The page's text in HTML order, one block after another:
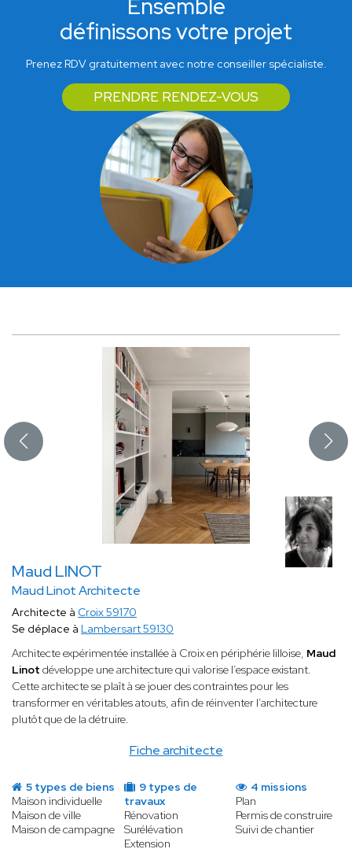
Ensemble
définissons votre projet
Prenez RDV gratuitement avec notre conseiller spécialiste.
PRENDRE RENDEZ-VOUS
Maud LINOT
Maud Linot Architecte
Fiche architecte
Architecte à Croix 59170
Se déplace à Lambersart 59130
Architecte expérimentée installée à Croix en périphérie lilloise, Maud
Linot développe une architecture qui valorise l’espace existant.
Cette architecte se plaît à se jouer des contraintes pour les
transformer en véritables atouts, afin de réinventer l’architecture
plutôt que de la détruire.
5 types de biens
Maison individuelle
Maison de ville
Maison de campagne
9 types de
travaux
Rénovation
Surélévation
Extension
4 missions
Plan
Permis de construire
Suivi de chantier